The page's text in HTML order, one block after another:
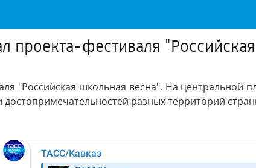
проекта-фестиваля
"Российская школьная весна". На центральной
разных территорий